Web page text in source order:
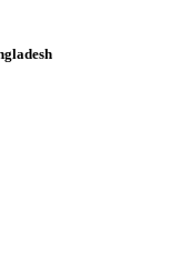
৭ প্রবাসীর মৃত্যু
সভা ও সাংস্কৃতিক
৬ কমিটি